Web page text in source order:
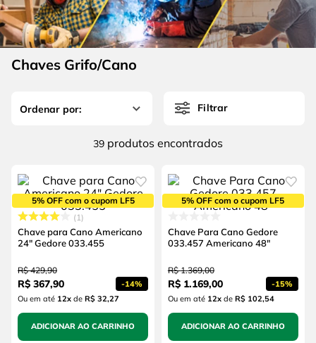
Chaves Grifo/Cano
Filtrar
39 produtos
5% OFF com o cupom LF5
1
Chave para Cano Americano
24" Gedore 033.455
R$ 429,90
R$ 367,90 -14%
Ou em até 12xde R$ 32,27
ADICIONAR AO CARRINHO
5% OFF com o cupom LF5
Chave Para Cano Gedore
033.457 Americano 48"
R$ 1.369,00
R$ 1.169,00 -15%
Ou em até 12xde R$ 102,54
ADICIONAR AO CARRINHO
6º fio
7º serra copo
8º disco corte
luva
4 º escada
5º serra circular
º
disco corte